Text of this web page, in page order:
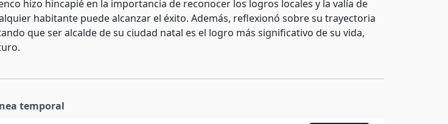
hizo hincapié en la importancia de reconocer los logros locales y la valía de
habitante puede alcanzar el éxito. Además, reflexionó sobre su trayectoria
que ser alcalde de su ciudad natal es el logro más significativo de su vida,
temporal